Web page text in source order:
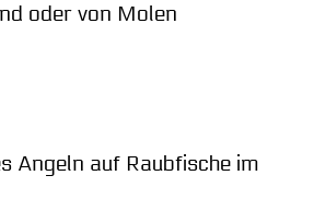
oder von Molen
Angeln auf Raubfische im